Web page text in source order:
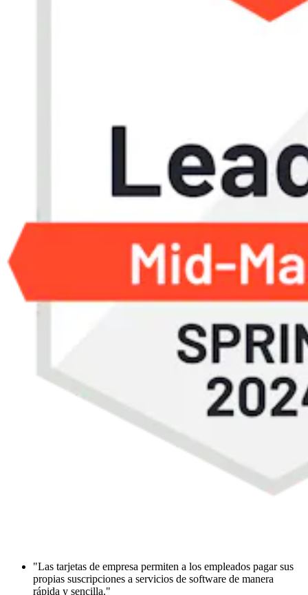
"Las tarjetas de empresa permiten a los empleados pagar sus
propias suscripciones a servicios de software de manera
rápida y sencilla."